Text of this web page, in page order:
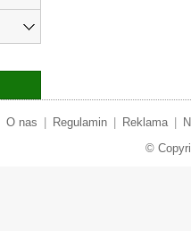
O nas Regulamin Reklama
©